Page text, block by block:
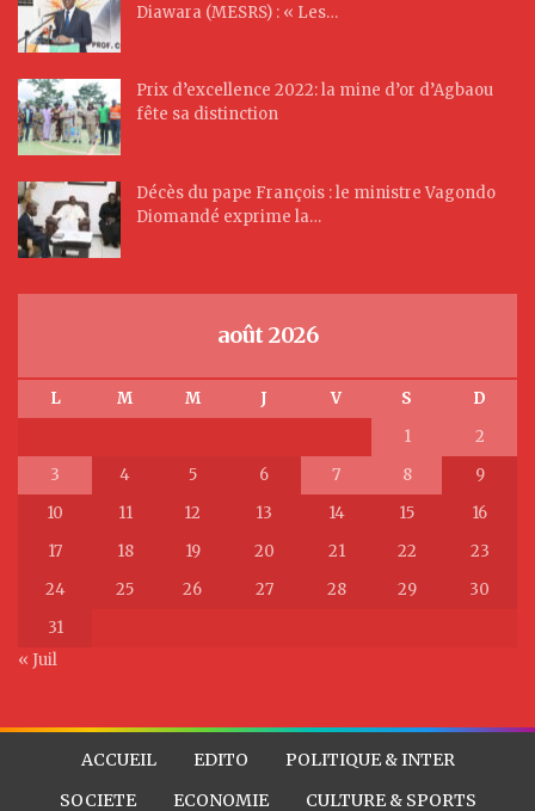
Diawara (MESRS) : « Les…
Prix d’excellence 2022: la mine d’or d’Agbaou
fête sa distinction
Décès du pape François : le ministre Vagondo
Diomandé exprime la…
août 2026
L M M J V S
D
1
2
3
4 5 6 7 8
9
10
11 12 13 14 15
16
17
18 19 20 21 22
23
24
25 26 27 28 29
30
31
« Juil
ACCUEIL EDITO
POLITIQUE & INTER
SOCIETE
ECONOMIE CULTURE & SPORTS